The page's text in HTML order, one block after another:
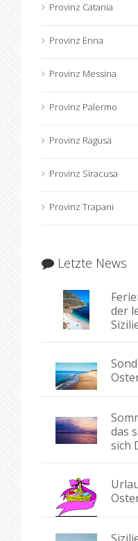
Provinz Catania
Provinz Enna
Provinz Messina
Provinz Palermo
Provinz Ragusa
Provinz Siracusa
Provinz Trapani
Letzte News
der
das
sich